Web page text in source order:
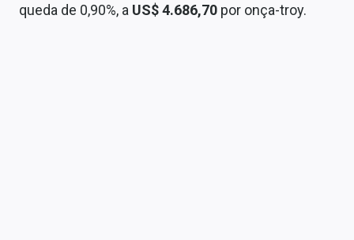
Sobre
queda de 0,90%, a US$ 4.686,70 por onça-troy.